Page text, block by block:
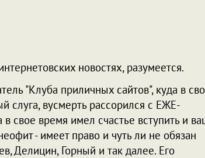
новостях, разумеется.
"Клуба приличных сайтов", куда в
слуга, вусмерть рассорился с ЕЖЕ-
свое время имел счастье вступить и
- имеет право и чуть ли не обязан
Делицин, Горный и так далее. Его